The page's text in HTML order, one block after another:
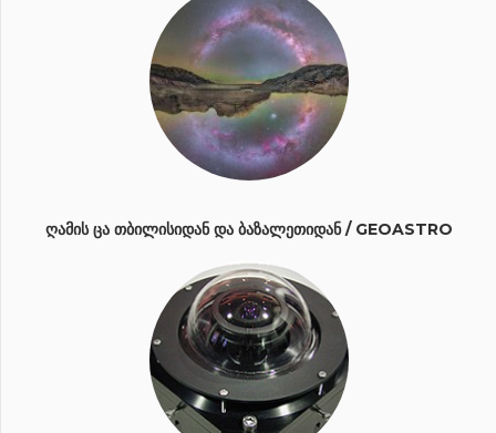
ᲦᲐᲛᲘᲡ ᲪᲐ ᲗᲑᲘᲚᲘᲡᲘᲓᲐᲜ ᲓᲐ ᲑᲐᲖᲐᲚᲔᲗᲘᲓᲐᲜ / GEOASTRO